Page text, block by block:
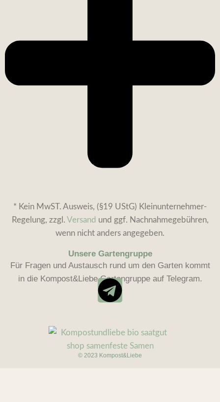
* Kein MwST. Ausweis, (§19 UStG) Kleinunternehmer-
Regelung, zzgl. Versand und ggf. Nachnahmegebühren,
wenn nicht anders angegeben.
Unsere Gartengruppe
Für Fragen und Austausch rund um den Garten kommt
in die Kompost&Liebe Gartengruppe auf Telegram.
© 2023 Kompost&Liebe